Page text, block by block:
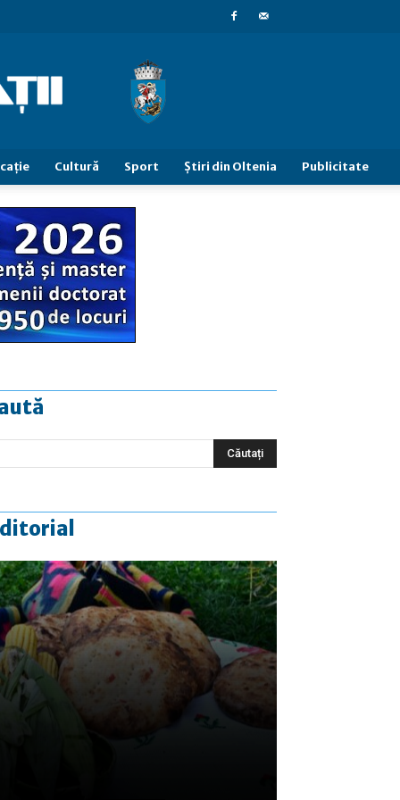
Cultură Sport Știri din Oltenia Publicitate